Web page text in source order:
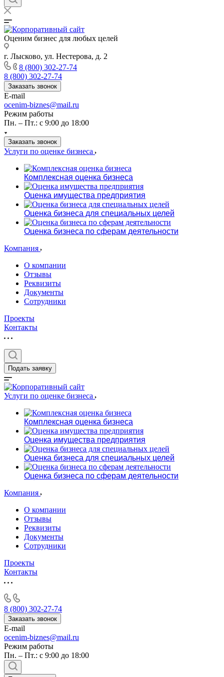
Оценим бизнес для любых целей
г. Лысково, ул. Нестерова, д. 2
8 (800) 302-27-74
8 (800) 302-27-74
Заказать звонок
E-mail
ocenim-biznes@mail.ru
Режим работы
Пн. – Пт.: с 9:00 до 18:00
Заказать звонок
Услуги по оценке бизнеса
Комплексная оценка бизнеса
Оценка имущества предприятия
Оценка бизнеса для специальных целей
Оценка бизнеса по сферам деятельности
Компания
О компании
Отзывы
Реквизиты
Документы
Сотрудники
Проекты
Контакты
Подать заявку
Услуги по оценке бизнеса
Комплексная оценка бизнеса
Оценка имущества предприятия
Оценка бизнеса для специальных целей
Оценка бизнеса по сферам деятельности
Компания
О компании
Отзывы
Реквизиты
Документы
Сотрудники
Проекты
Контакты
8 (800) 302-27-74
Заказать звонок
E-mail
ocenim-biznes@mail.ru
Режим работы
Пн. – Пт.: с 9:00 до 18:00